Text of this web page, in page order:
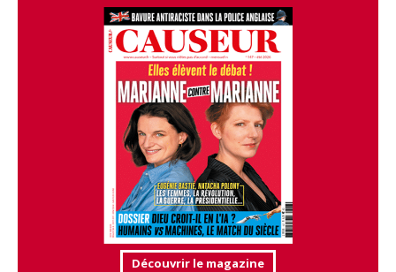
Découvrir le magazine